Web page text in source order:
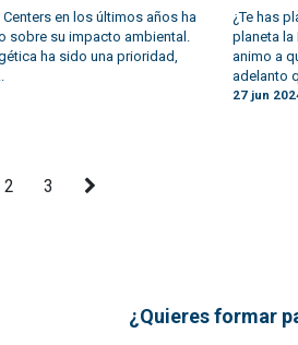
en los últimos años ha
sobre su impacto ambiental.
ha sido una prioridad,
¿Te has
planeta la
animo a
adelanto
27 jun
2 3
¿Quieres formar